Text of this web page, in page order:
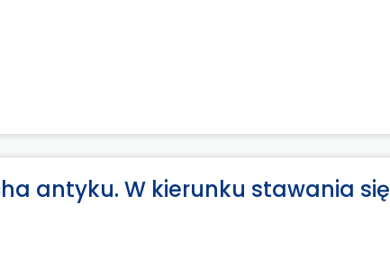
antyku. W kierunku stawania się